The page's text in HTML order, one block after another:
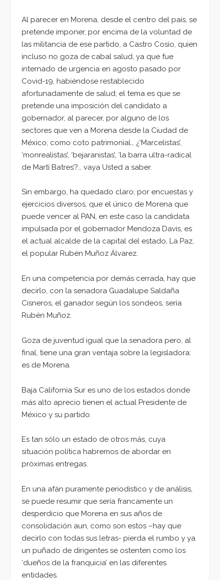
Al parecer en Morena, desde el centro del país, se
pretende imponer, por encima de la voluntad de
las militancia de ese partido, a Castro Cosío, quien
incluso no goza de cabal salud, ya que fue
internado de urgencia en agosto pasado por
Covid-19, habiéndose restablecido
afortunadamente de salud; el tema es que se
pretende una imposición del candidato a
gobernador, al parecer, por alguno de los
sectores que ven a Morena desde la Ciudad de
México, como coto patrimonial… ¿‘Marcelistas’,
‘monrealistas’, ‘bejaranistas’, ‘la barra ultra-radical
de Martí Batres’?… vaya Usted a saber.
Sin embargo, ha quedado claro, por encuestas y
ejercicios diversos, que el único de Morena que
puede vencer al PAN, en este caso la candidata
impulsada por el gobernador Mendoza Davis, es
el actual alcalde de la capital del estado, La Paz,
el popular Rubén Muñoz Álvarez.
En una competencia por demás cerrada, hay que
decirlo, con la senadora Guadalupe Saldaña
Cisneros, el ganador según los sondeos, sería
Rubén Muñoz.
Goza de juventud igual que la senadora pero, al
final, tiene una gran ventaja sobre la legisladora:
es de Morena.
Baja California Sur es uno de los estados donde
más alto aprecio tienen el actual Presidente de
México y su partido.
Es tan sólo un estado de otros más, cuya
situación política habremos de abordar en
próximas entregas.
En una afán puramente periodístico y de análisis,
se puede resumir que sería francamente un
desperdicio que Morena en sus años de
consolidación aun, como son estos –hay que
decirlo con todas sus letras- pierda el rumbo y ya
un puñado de dirigentes se ostenten como los
‘dueños de la franquicia’ en las diferentes
entidades.